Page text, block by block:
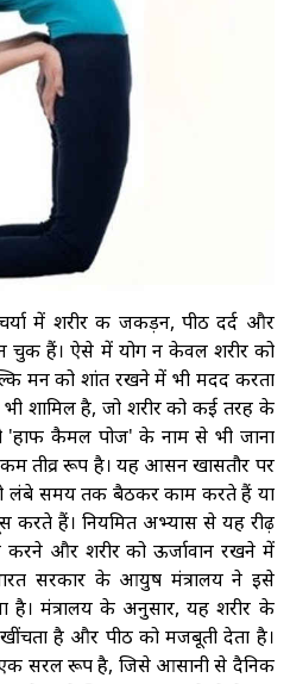
कई बड़े बदलाव, वरिष्ठ पदों पर
की
शेख हसीना के बेटे सजीब
मोदी का जताया आभार, बोले-
सम्मान
विक्रम मिस्री ने पीएम
से की मुलाकात, भारत और श्रीलंका के
चर्चा
पीठ में ऐंठन के बावजूद
पहले टेस्ट के लिए उपलब्ध रहेंगे
में शरीर की जकड़न, पीठ दर्द और
चुकी हैं। ऐसे में योग न केवल शरीर को
मन को शांत रखने में भी मदद करता
भी शामिल है, जो शरीर को कई तरह के
कैमल पोज' के नाम से भी जाना
कम तीव्र रूप है। यह आसन खासतौर पर
लंबे समय तक बैठकर काम करते हैं या
हैं। नियमित अभ्यास से यह रीढ़
करने और शरीर को ऊर्जावान रखने में
सरकार के आयुष मंत्रालय ने इसे
है। मंत्रालय के अनुसार, यह शरीर के
है और पीठ को मजबूती देता है।
एक सरल रूप है, जिसे आसानी से दैनिक